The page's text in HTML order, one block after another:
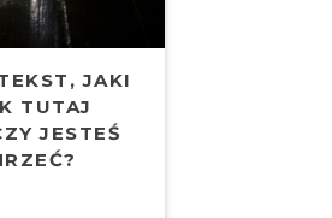
JAKI
TUTAJ
JESTEŚ